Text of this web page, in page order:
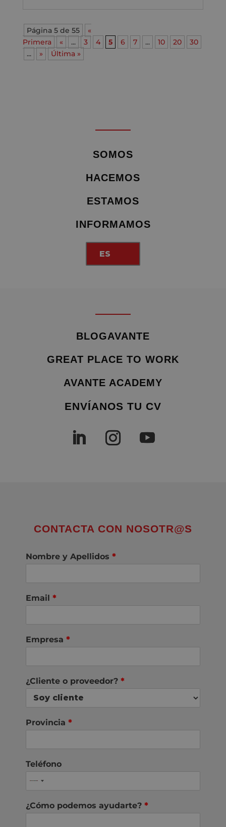
Página 5 de 55
«
Primera
« ... 3 4 5 6 7 ... 10 20
30
...
» Última »
SOMOS
HACEMOS
ESTAMOS
INFORMAMOS
ES
BLOGAVANTE
GREAT PLACE TO WORK
AVANTE ACADEMY
ENVÍANOS TU CV
CONTACTA CON NOSOTR@S
Nombre y Apellidos *
Email *
Empresa *
¿Cliente o proveedor? *
Provincia *
Teléfono
¿Cómo podemos ayudarte? *